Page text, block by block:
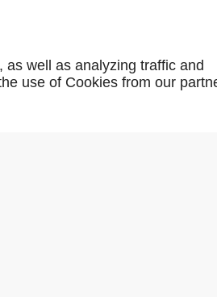
possiblePossibilité de les
well as analyzing traffic and
use of Cookies from our